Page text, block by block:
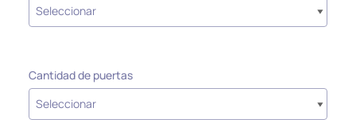
Cantidad de puertas